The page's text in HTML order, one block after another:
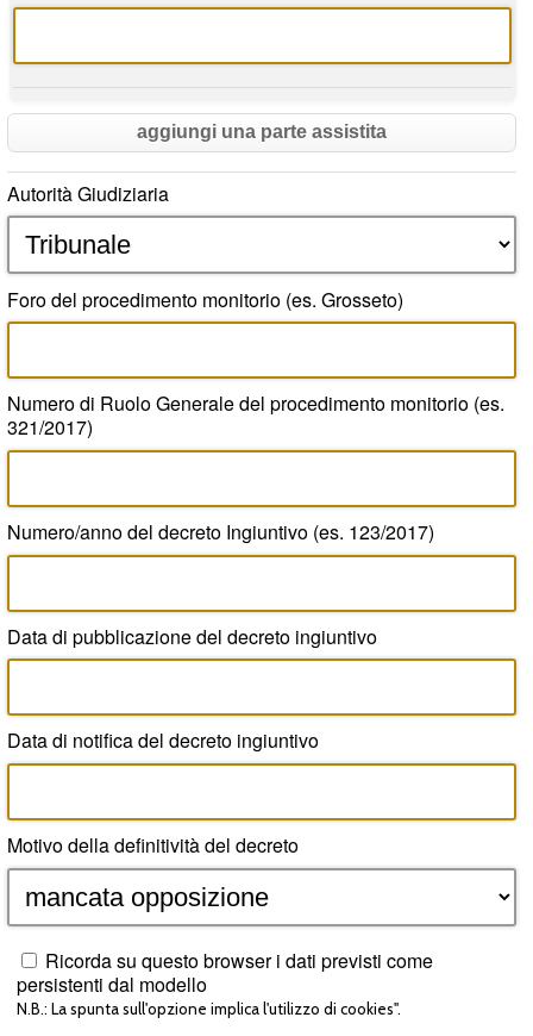
aggiungi una parte assistita
Autorità Giudiziaria
Foro del procedimento monitorio (es. Grosseto)
Numero di Ruolo Generale del procedimento monitorio (es.
321/2017)
Numero/anno del decreto Ingiuntivo (es. 123/2017)
Data di pubblicazione del decreto ingiuntivo
Data di notifica del decreto ingiuntivo
Motivo della definitività del decreto
Ricorda su questo browser i dati previsti come
persistenti dal modello
N.B.: La spunta sull'opzione implica l'utilizzo di cookies".